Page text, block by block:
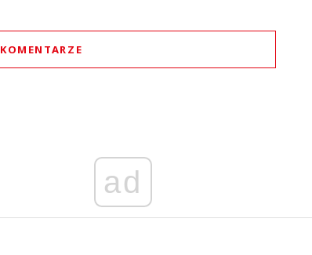
ad